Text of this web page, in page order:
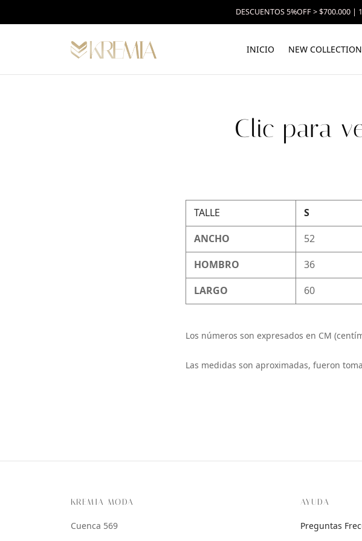
DESCUENTOS 5%OFF > $700.000 |
INICIO NEW
Clic para
TALLE S
ANCHO
52
HOMBRO
36
LARGO
60
Los números son expresados en CM
Las medidas son aproximadas, fueron
KREMIA MODA
Cuenca 569
AYUDA
Preguntas